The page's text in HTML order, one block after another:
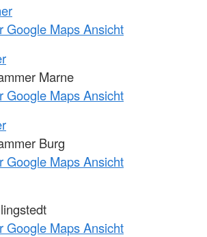
Google Maps Ansicht
Marne
Google Maps Ansicht
Burg
Google Maps Ansicht
Google Maps Ansicht